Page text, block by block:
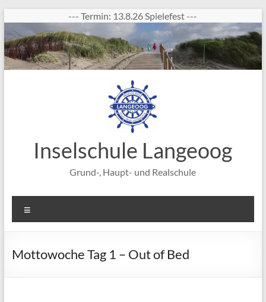
Inhalt
springen
--- Termin: 13.8.26 Spielefest ---
Inselschule Langeoog
Grund-, Haupt- und Realschule
Mottowoche Tag 1 – Out of Bed